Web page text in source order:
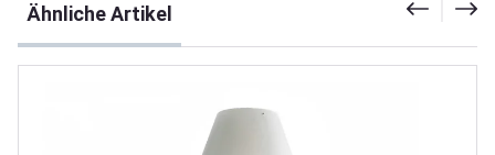
Ähnliche Artikel